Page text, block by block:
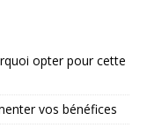
opter pour cette
vos bénéfices